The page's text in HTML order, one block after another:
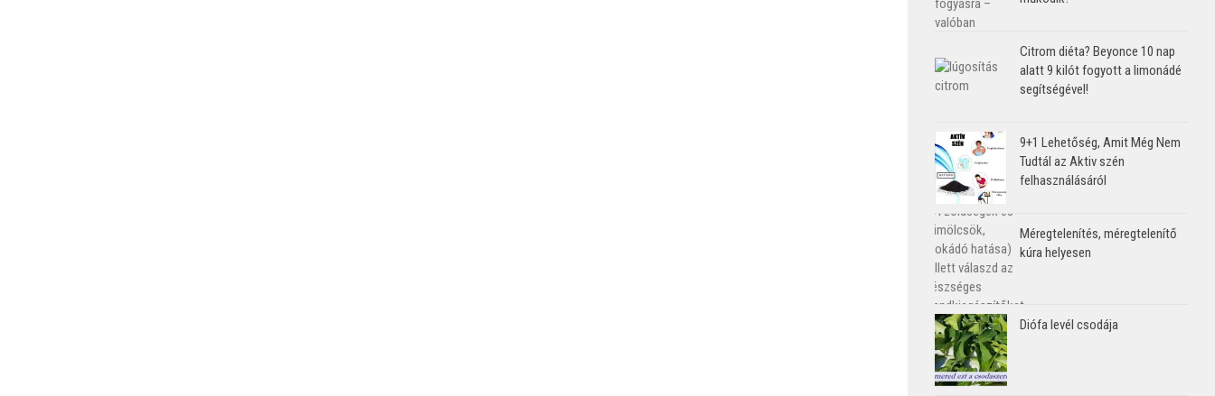
Citrom diéta? Beyonce 10 nap
alatt 9 kilót fogyott a limonádé
segítségével!
9+1 Lehetőség, Amit Még Nem
Tudtál az Aktiv szén
felhasználásáról
Méregtelenítés, méregtelenítő
kúra helyesen
Diófa levél csodája